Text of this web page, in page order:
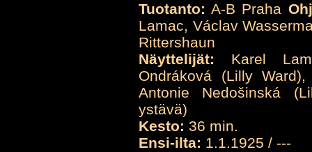
Tuotanto: A-B Praha
Lamac, Václav
Rittershaun
Näyttelijät: Karel
Ondráková (Lilly
Antonie Nedošinská
ystävä)
Kesto: 36 min.
Ensi-ilta: 1.1.1925 / ---